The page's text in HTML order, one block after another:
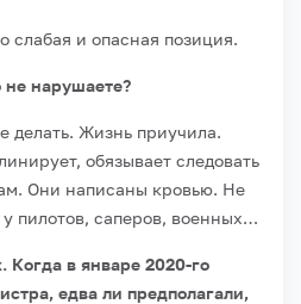
слабая и опасная позиция.
нарушаете?
делать. Жизнь приучила.
обязывает следовать
Они написаны кровью. Не
пилотов, саперов, военных…
Когда в январе 2020-го
едва ли предполагали,